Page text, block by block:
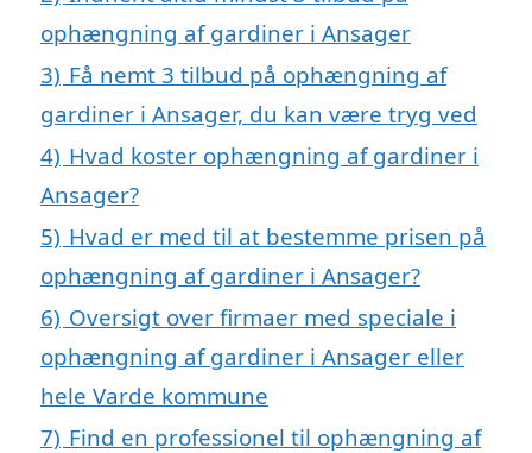
ophængning af gardiner i Ansager
3) Få nemt 3 tilbud på ophængning af
gardiner i Ansager, du kan være tryg ved
4) Hvad koster ophængning af gardiner i
Ansager?
5) Hvad er med til at bestemme prisen på
ophængning af gardiner i Ansager?
6) Oversigt over firmaer med speciale i
ophængning af gardiner i Ansager eller
hele Varde kommune
7) Find en professionel til ophængning af